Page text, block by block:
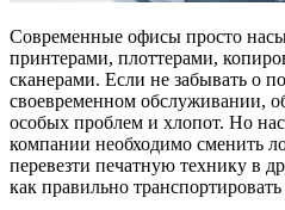
Современные офисы просто
принтерами, плоттерами,
сканерами. Если не забывать о
своевременном обслуживании,
особых проблем и хлопот. Но
компании необходимо сменить
перевезти печатную технику в
как правильно